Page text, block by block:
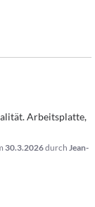
Arbeitsplatte,
30.3.2026durch Jean-